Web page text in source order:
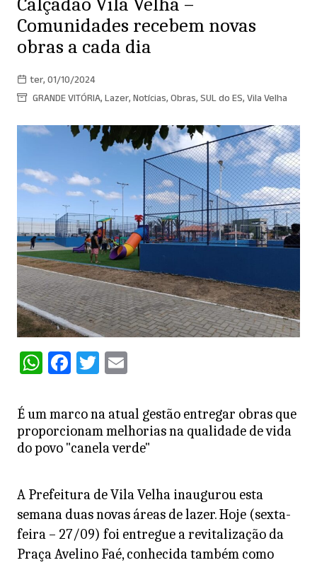
Comunidades recebem novas
obras a cada dia
ter, 01/10/2024
GRANDE VITÓRIA,Lazer,Notícias,Obras,SUL do ES,Vila Velha
W
at
s
A
p
F
c
e
b
o
k
T
itt
er
E
ai
l
É um marco na atual gestão entregar obras que
proporcionam melhorias na qualidade de vida
do povo "canela verde"
A Prefeitura de Vila Velha inaugurou esta
semana duas novas áreas de lazer. Hoje (sexta-
feira – 27/09) foi entregue a revitalização da
Praça Avelino Faé, conhecida também como